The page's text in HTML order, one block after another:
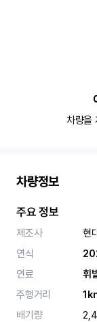
차량을
차량정보
주요 정보
제조사
현
연식
연료
휘
주행거리
배기량